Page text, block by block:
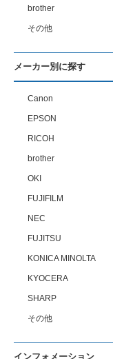
brother
その他
メーカー別に探す
Canon
EPSON
RICOH
brother
OKI
FUJIFILM
NEC
FUJITSU
KONICA MINOLTA
KYOCERA
SHARP
その他
インフォメーション